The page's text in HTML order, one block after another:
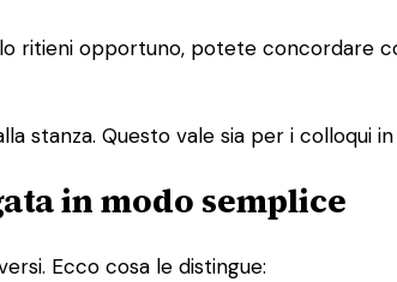
ritieni opportuno, potete concordare
stanza. Questo vale sia per i colloqui
in modo semplice
Ecco cosa le distingue: